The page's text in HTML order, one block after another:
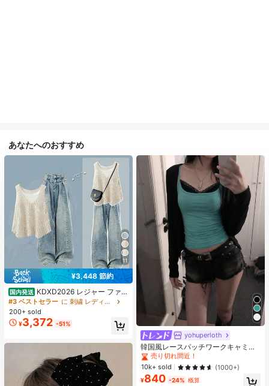
あなたへのおすすめ
11
¥3,448 節約
国内発送 KDXD2026 レジャー ファッ
ション ロングサイズ 夏服 女性 ワイ
ルドスタイル ボア付きトップス ワイ
ルドスタイル ロングスカート 3点セ
ット UVカット 軽量 通気性 袖付き
ヒップカバー効果 通気性抜群 サイズ
豊富
#3 ベストセラー
に 刺繍 レディースコーデ
200+ sold
¥3,372 -51%
yohuperloth
韓国風レースパッチワークキャミソ
ールタンクトップ、Y2Kエステティ
ック、ストリートウェアカジュアル
サマー
#1 ベストセラー
に 緑色 万能デイリートップス
売り切れ間近！
#1 ベストセラー
に 緑色 万能デイリートップス
売り切れ間近！
#1 ベストセラー
に 緑色 万能デイリートップス
売り切れ間近！
#1 ベストセラー
に 緑色 万能デイリートップス
売り切れ間近！
10k+ sold (1000+)
¥840 -24% 概算